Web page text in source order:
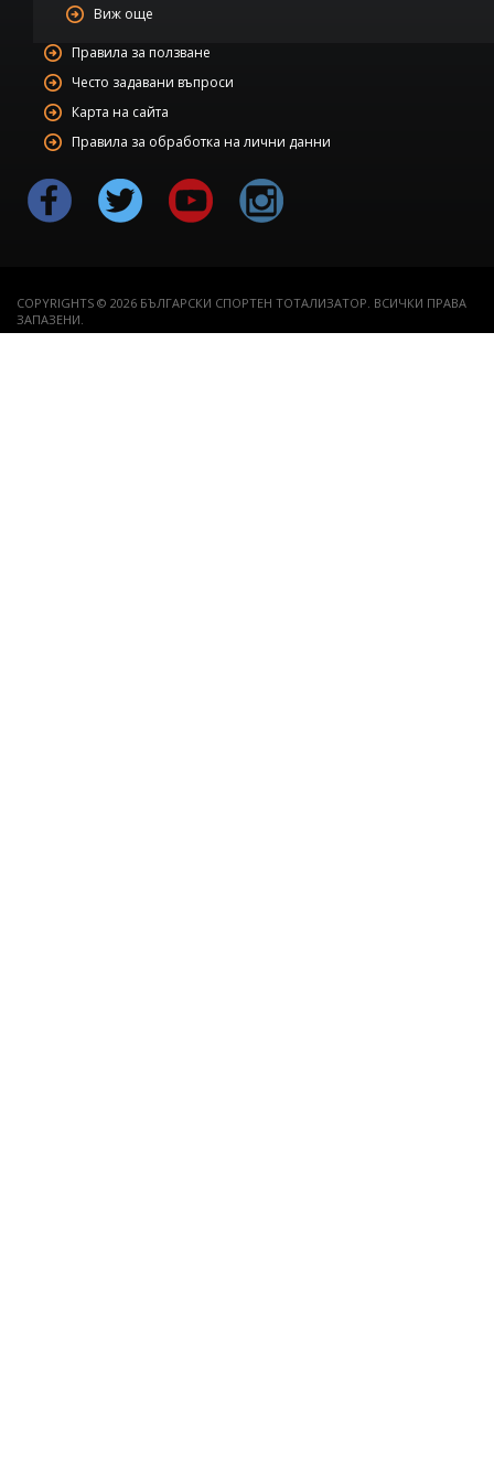
Виж още
Правила за ползване
Често задавани въпроси
Карта на сайта
Правила за обработка на лични данни
COPYRIGHTS © 2026 БЪЛГАРСКИ СПОРТЕН ТОТАЛИЗАТОР. ВСИЧКИ ПРАВА
ЗАПАЗЕНИ.